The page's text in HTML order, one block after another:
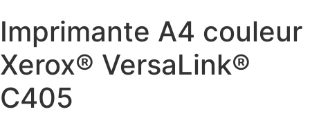
Imprimante A4 couleur
Xerox® VersaLink®
C405